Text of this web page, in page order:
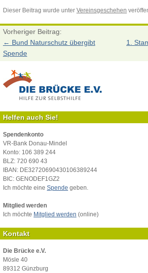
Dieser Beitrag wurde unter Vereinsgeschehen
Vorheriger Beitrag:
← Bund Naturschutz übergibt
Spende
1.
Helfen auch Sie!
Spendenkonto
VR-Bank Donau-Mindel
Konto: 106 389 244
BLZ: 720 690 43
IBAN: DE32720690430106389244
BIC: GENODEF1GZ2
Ich möchte eine Spende geben.
Mitglied werden
Ich möchte Mitglied werden (online)
Kontakt
Die Brücke e.V.
Mösle 40
89312 Günzburg